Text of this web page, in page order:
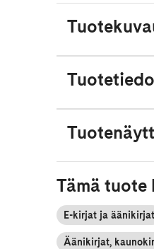
Tämä
E-kirjat ja äänikirjat
Äänikirjat,